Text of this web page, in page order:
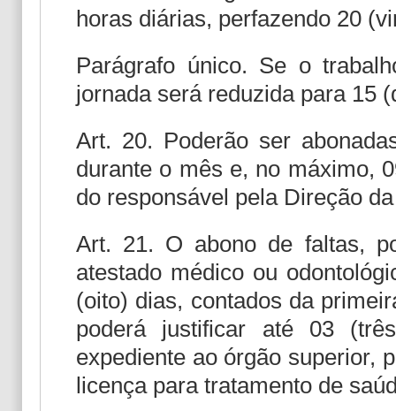
horas diárias, perfazendo 20
Parágrafo único. Se o
jornada será reduzida para 15
Art. 20. Poderão ser
durante o mês e, no máximo,
do responsável pela Direção
Art. 21. O abono de faltas,
atestado médico ou
(oito) dias, contados da
poderá justificar até 03
expediente ao órgão superior,
licença para tratamento de